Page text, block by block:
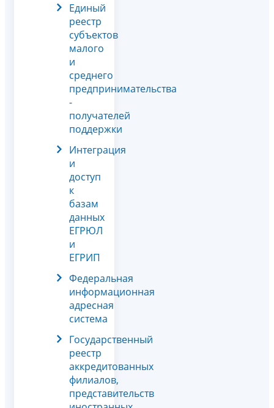
Единый
реестр
субъектов
малого
и
среднего
предпринимательства
-
получателей
поддержки
Интеграция
и
доступ
к
базам
данных
ЕГРЮЛ
и
ЕГРИП
Федеральная
информационная
адресная
система
Государственный
реестр
аккредитованных
филиалов,
представительств